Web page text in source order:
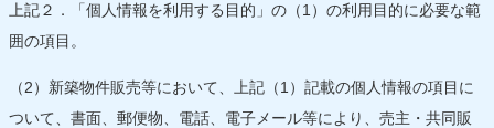
上記２．「個人情報を利用する目的」の（1）の利用目的に必要な範
囲の項目。
（2）新築物件販売等において、上記（1）記載の個人情報の項目に
ついて、書面、郵便物、電話、電子メール等により、売主・共同販